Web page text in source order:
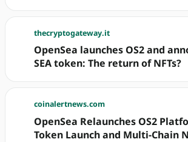
thecryptogateway.it
OpenSea launches OS2 and
SEA token: The return of NFTs?
coinalertnews.com
OpenSea Relaunches OS2
Token Launch and Multi-Chain